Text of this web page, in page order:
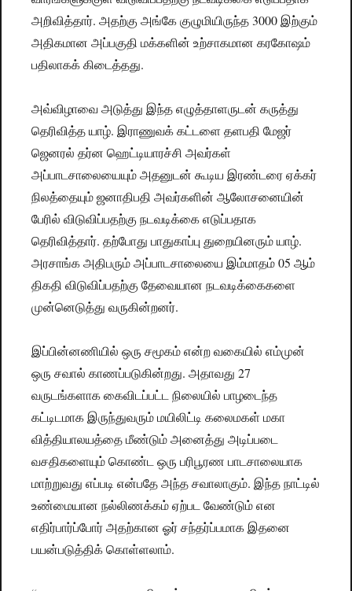
அறிவித்தார். அதற்கு அங்கே குழுமியிருந்த 3000 இற்கும்
அதிகமான அப்பகுதி மக்களின் உற்சாகமான கரகோஷம்
பதிலாகக் கிடைத்தது.
அவ்விழாவை அடுத்து இந்த எழுத்தாளருடன் கருத்து
தெரிவித்த யாழ். இராணுவக் கட்டளை தளபதி மேஜர்
ஜெனரல் தர்ன ஹெட்டியாரச்சி அவர்கள்
அப்பாடசாலையையும் அதனுடன் கூடிய இரண்டரை ஏக்கர்
நிலத்தையும் ஜனாதிபதி அவர்களின் ஆலோசனையின்
பேரில் விடுவிப்பதற்கு நடவடிக்கை எடுப்பதாக
தெரிவித்தார். தற்போது பாதுகாப்பு துறையினரும் யாழ்.
அரசாங்க அதிபரும் அப்பாடசாலையை இம்மாதம் 05 ஆம்
திகதி விடுவிப்பதற்கு தேவையான நடவடிக்கைகளை
முன்னெடுத்து வருகின்றனர்.
இப்பின்னணியில் ஒரு சமூகம் என்ற வகையில் எம்முன்
ஒரு சவால் காணப்படுகின்றது. அதாவது 27
வருடங்களாக கைவிடப்பட்ட நிலையில் பாழடைந்த
கட்டிடமாக இருந்துவரும் மயிலிட்டி கலைமகள் மகா
வித்தியாலயத்தை மீண்டும் அனைத்து அடிப்படை
வசதிகளையும் கொண்ட ஒரு பரிபூரண பாடசாலையாக
மாற்றுவது எப்படி என்பதே அந்த சவாலாகும். இந்த நாட்டில்
உண்மையான நல்லிணக்கம் ஏற்பட வேண்டும் என
எதிர்பார்ப்போர் அதற்கான ஓர் சந்தர்ப்பமாக இதனை
பயன்படுத்திக் கொள்ளலாம்.